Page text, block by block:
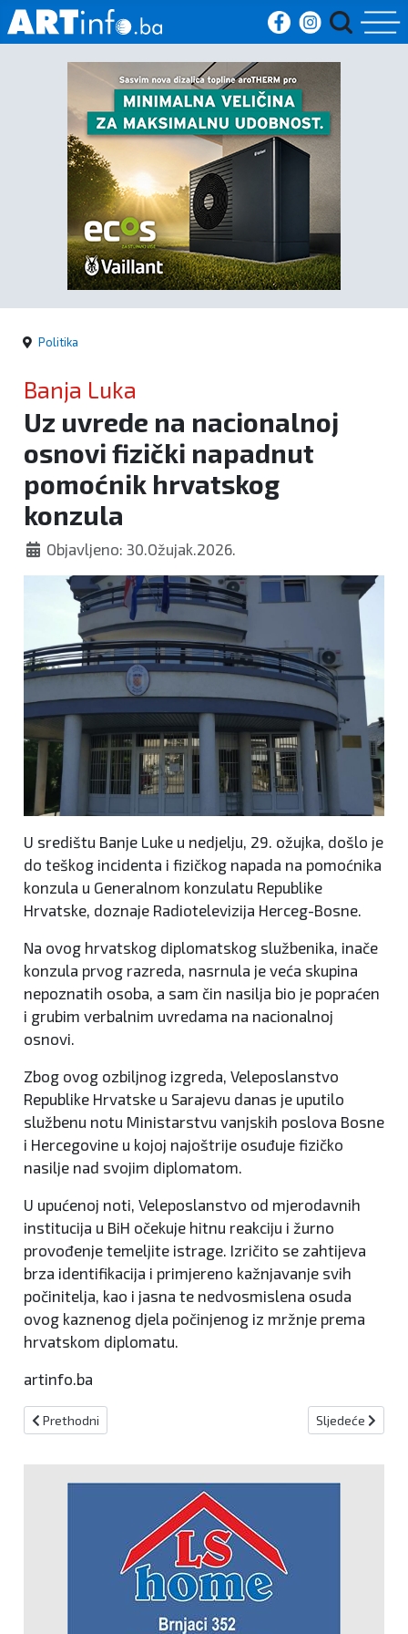
Početna
Vijesti
Sport
Kultura
Crna
kronika
Politika
Zanimljivosti
Politika
Banja Luka
Uz uvrede na nacionalnoj
osnovi fizički napadnut
pomoćnik hrvatskog
konzula
Objavljeno: 30.Ožujak.2026.
U središtu Banje Luke u nedjelju, 29. ožujka, došlo je
do teškog incidenta i fizičkog napada na pomoćnika
konzula u Generalnom konzulatu Republike
Hrvatske, doznaje Radiotelevizija Herceg-Bosne.
Na ovog hrvatskog diplomatskog službenika, inače
konzula prvog razreda, nasrnula je veća skupina
nepoznatih osoba, a sam čin nasilja bio je popraćen
i grubim verbalnim uvredama na nacionalnoj
osnovi.
Zbog ovog ozbiljnog izgreda, Veleposlanstvo
Republike Hrvatske u Sarajevu danas je uputilo
službenu notu Ministarstvu vanjskih poslova Bosne
i Hercegovine u kojoj najoštrije osuđuje fizičko
nasilje nad svojim diplomatom.
U upućenoj noti, Veleposlanstvo od mjerodavnih
institucija u BiH očekuje hitnu reakciju i žurno
provođenje temeljite istrage. Izričito se zahtijeva
brza identifikacija i primjereno kažnjavanje svih
počinitelja, kao i jasna te nedvosmislena osuda
ovog kaznenog djela počinjenog iz mržnje prema
hrvatskom diplomatu.
artinfo.ba
Prethodni članak: Davor Pranjić oštro osudio napad na hrvatskog
Prethodni Sljedeći
Sljedeće